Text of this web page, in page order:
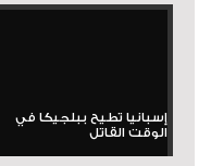
إسبانيا تطيح ببلجيكا في
الوقت القاتل